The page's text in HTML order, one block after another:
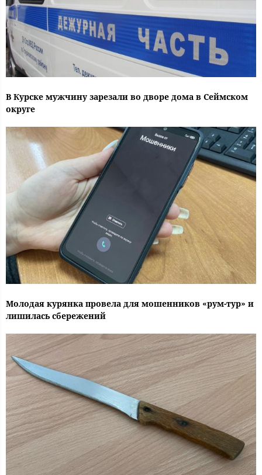
В Курске мужчину зарезали во дворе дома в Сеймском
округе
Молодая курянка провела для мошенников «рум-тур» и
лишилась сбережений